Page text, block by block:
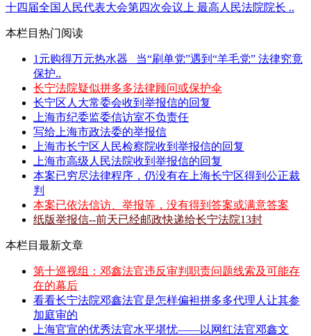
十四届全国人民代表大会第四次会议上 最高人民法院院长 ..
本栏目热门阅读
1元购得万元热水器 _当“刷单党”遇到“羊毛党” 法律究竟
保护..
长宁法院疑似拼多多法律顾问或保护伞
长宁区人大常委会收到举报信的回复
上海市纪委监委信访室不负责任
写给上海市政法委的举报信
上海市长宁区人民检察院收到举报信的回复
上海市高级人民法院收到举报信的回复
本案已穷尽法律程序，仍没有在上海长宁区得到公正裁
判
本案已依法信访、举报等，没有得到答案或满意答案
纸版举报信--前天已经邮政快递给长宁法院13封
本栏目最新文章
第十巡视组：邓鑫法官违反审判职责问题线索及可能存
在的幕后
看看长宁法院邓鑫法官是怎样偏袒拼多多代理人让其参
加庭审的
上海官宣的优秀法官水平堪忧——以网红法官邓鑫文